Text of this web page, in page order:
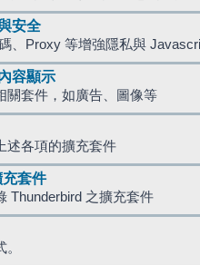
安全
、Proxy 等增強隱私與
容顯示
關套件，如廣告、圖像等
述各項的擴充套件
套件
Thunderbird 之擴充套件